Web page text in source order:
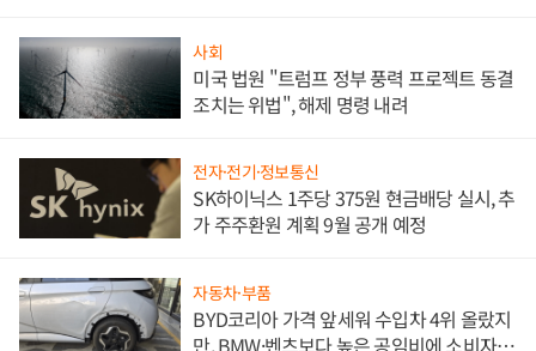
사회
미국 법원 "트럼프 정부 풍력 프로젝트 동결
조치는 위법", 해제 명령 내려
전자·전기·정보통신
SK하이닉스 1주당 375원 현금배당 실시, 추
가 주주환원 계획 9월 공개 예정
자동차·부품
BYD코리아 가격 앞세워 수입차 4위 올랐지
만, BMW·벤츠보다 높은 공임비에 소비자